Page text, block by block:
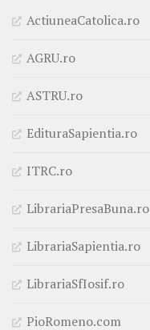
ActiuneaCatolica.ro
AGRU.ro
ASTRU.ro
EdituraSapientia.ro
ITRC.ro
LibrariaPresaBuna.ro
LibrariaSapientia.ro
LibrariaSfIosif.ro
PioRomeno.com